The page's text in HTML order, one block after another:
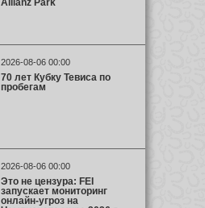
2026-08-06 00:00
70 лет Кубку Тевиса по
пробегам
2026-08-06 00:00
Это не цензура: FEI
запускает мониторинг
онлайн-угроз на